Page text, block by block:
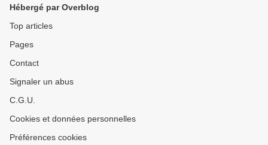
Hébergé par Overblog
Top articles
Pages
Contact
Signaler un abus
C.G.U.
Cookies et données personnelles
Préférences cookies